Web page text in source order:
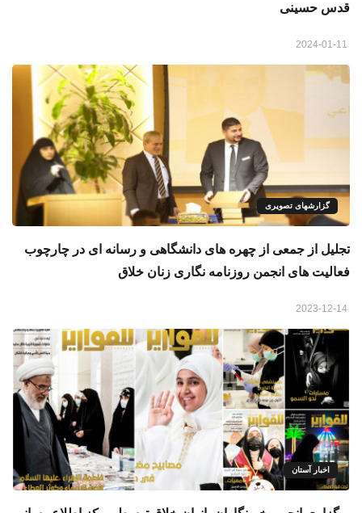
قدس حسینی
گزارشهای تصویری
تجلیل از جمعی از چهره های دانشگاهی و رسانه ای در چارچوب
فعالیت های انجمن روزنامه نگاری زنان خلاق
اخبار آستان